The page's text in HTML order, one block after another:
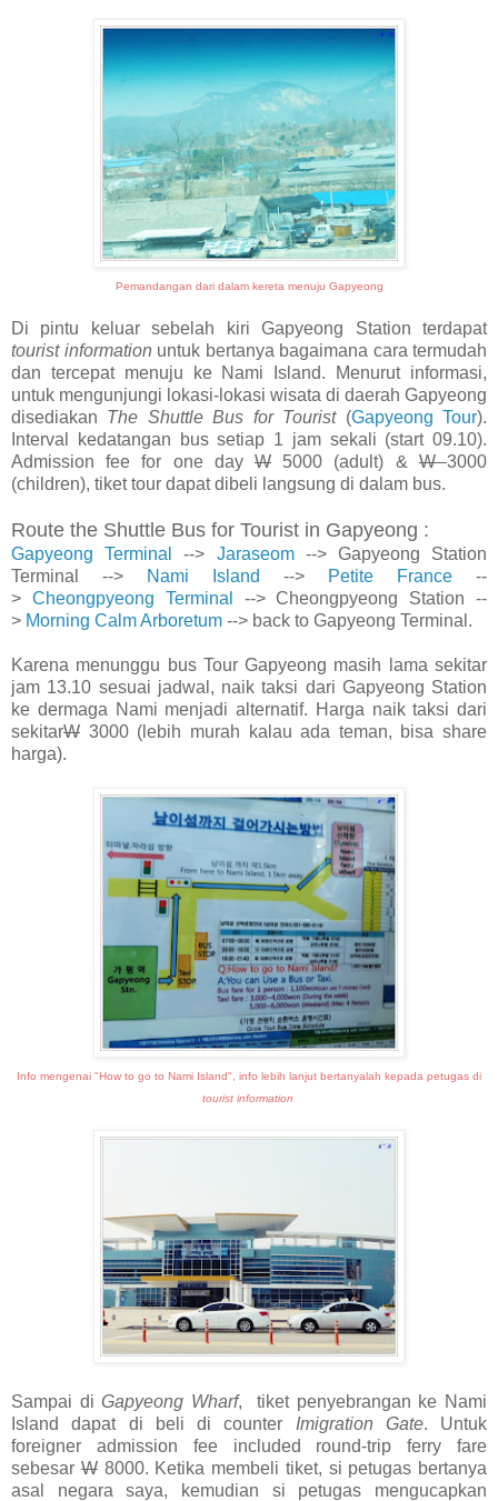
Pemandangan dari dalam kereta menuju Gapyeong
Di pintu keluar sebelah kiri Gapyeong Station terdapat
tourist information untuk bertanya bagaimana cara termudah
dan tercepat menuju ke Nami Island. Menurut informasi,
untuk mengunjungi lokasi-lokasi wisata di daerah Gapyeong
disediakan The Shuttle Bus for Tourist (Gapyeong Tour).
Interval kedatangan bus setiap 1 jam sekali (start 09.10).
Admission fee for one day
W 5000 (adult) & W
3000
(children), tiket tour dapat dibeli langsung di dalam bus.
Route the Shuttle Bus for Tourist in Gapyeong :
Gapyeong Terminal --> Jaraseom -->
Gapyeong Station
Terminal
--> Nami Island --> Petite France
--
> Cheongpyeong Terminal
--> Cheongpyeong Station --
> Morning Calm Arboretum --> back to Gapyeong Terminal.
Karena menunggu bus Tour Gapyeong masih lama sekitar
jam 13.10 sesuai jadwal, naik taksi dari Gapyeong Station
ke dermaga Nami menjadi alternatif. Harga naik taksi dari
sekitarW 3000 (lebih murah kalau ada teman, bisa share
harga).
Info mengenai "How to go to Nami Island", info lebih lanjut bertanyalah kepada petugas di
tourist information
Sampai diGapyeong Wharf, tiket penyebrangan ke Nami
Island dapat di beli di counter
Imigration Gate. Untuk
foreigner admission fee included round-trip ferry fare
sebesar W8000. Ketika membeli tiket, si petugas bertanya
asal negara saya, kemudian si petugas mengucapkan